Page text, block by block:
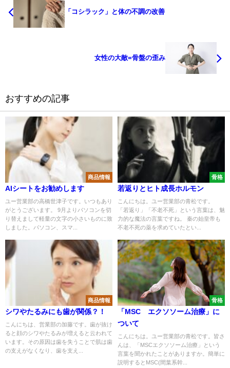
「コシラック」と体の不調の改善
女性の大敵=骨盤の歪み
おすすめの記事
商品情報
AIシートをお勧めします
ユー営業部の高橋世津子です。いつもあり
がとうございます。 9月よりパソコンを切
り替えまして軽量の文字の小さいものに致
しました。パソコン、スマ...
骨格
若返りとヒト成長ホルモン
こんにちは。ユー営業部の青松です。
「若返り」「不老不死」という言葉は、魅
力的な魔法の言葉ですね。 秦の始皇帝も
不老不死の薬を求めていたとい...
商品情報
シワやたるみにも歯が関係？！
こんにちは、営業部の加藤です。歯が抜け
ると顔のシワやたるみが増えると云われて
います。その原因は歯を失うことで肌は歯
の支えがなくなり、歯を支え...
骨格
「MSC エクソソーム治療」に
ついて
こんにちは。ユー営業部の青松です。皆さ
んは、「MSCエクソソーム治療」という
言葉を聞かれたことがありますか。簡単に
説明するとMSC(間葉系幹...